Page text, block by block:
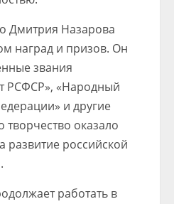
Дмитрия Назарова
наград и призов. Он
звания
РСФСР», «Народный
и другие
творчество оказало
развитие российской
работать в